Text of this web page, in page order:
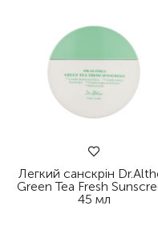
Легкий санскрін
Green Tea Fresh
45 мл